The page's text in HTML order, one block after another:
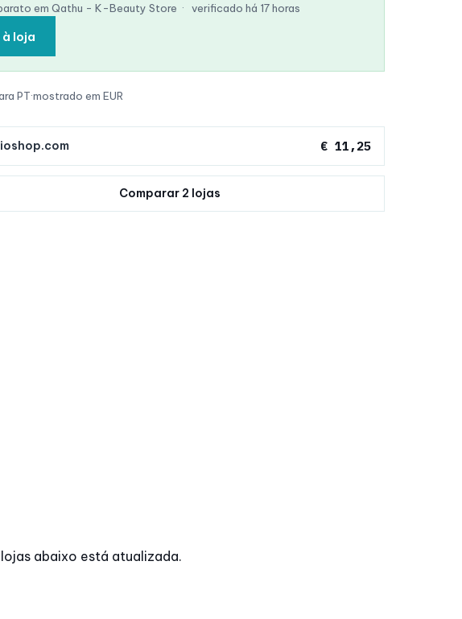
em Qathu - K-Beauty Store · verificado há 17 horas
à loja
PT·mostrado em EUR
€ 11,25
Comparar 2 lojas
abaixo está atualizada.